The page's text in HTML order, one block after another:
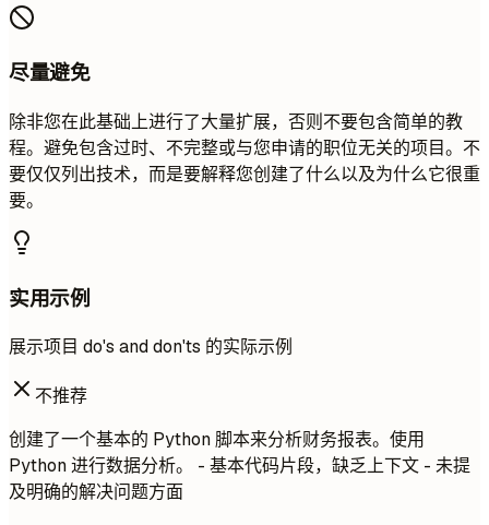
尽量避免
除非您在此基础上进行了大量扩展，否则不要包含简单的教
程。避免包含过时、不完整或与您申请的职位无关的项目。不
要仅仅列出技术，而是要解释您创建了什么以及为什么它很重
要。
实用示例
展示项目 do's and don'ts 的实际示例
不推荐
创建了一个基本的 Python 脚本来分析财务报表。使用
Python 进行数据分析。 - 基本代码片段，缺乏上下文 - 未提
及明确的解决问题方面